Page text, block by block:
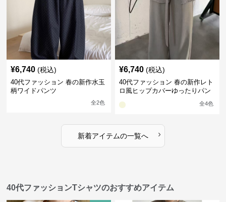
¥6,740 (税込)
40代ファッション 春の新作水玉
柄ワイドパンツ
全2色
¥6,740 (税込)
40代ファッション 春の新作レト
ロ風ヒップカバーゆったりパン
全4色
新着アイテムの一覧へ ›
40代ファッションTシャツのおすすめアイテム